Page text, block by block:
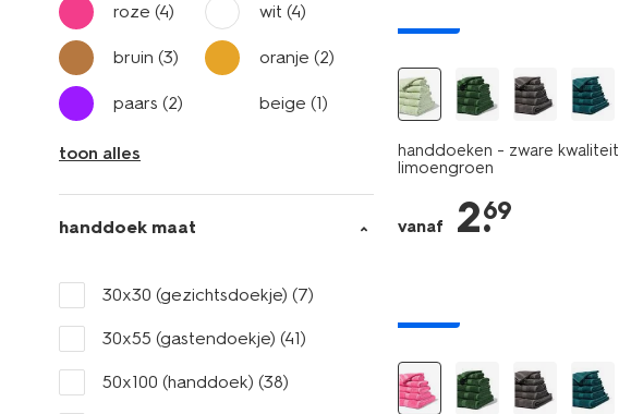
roze (4) wit(4)
bruin (3) oranje(2)
paars (2) beige(1)
toon alles
handdoek maat
30x30 (gezichtsdoekje) (7)
30x55 (gastendoekje) (41)
50x100 (handdoek) (38)
handdoeken - zware kwaliteit
limoengroen
vanaf 2.
69